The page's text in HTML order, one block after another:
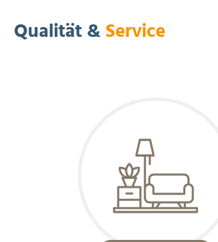
Qualität &Service